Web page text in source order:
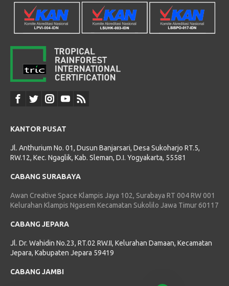
KANTOR PUSAT
Jl. Anthurium No. 01, Dusun Banjarsari, Desa Sukoharjo RT.5,
RW.12, Kec. Ngaglik, Kab. Sleman, D.I. Yogyakarta, 55581
CABANG SURABAYA
Awan Creative Space Klampis Jaya 102, Surabaya RT 004 RW 001
Kelurahan Klampis Ngasem Kecamatan Sukolilo Jawa Timur 60117
CABANG JEPARA
Jl. Dr. Wahidin No.23, RT.02 RW.II, Kelurahan Damaan, Kecamatan
Jepara, Kabupaten Jepara 59419
CABANG JAMBI